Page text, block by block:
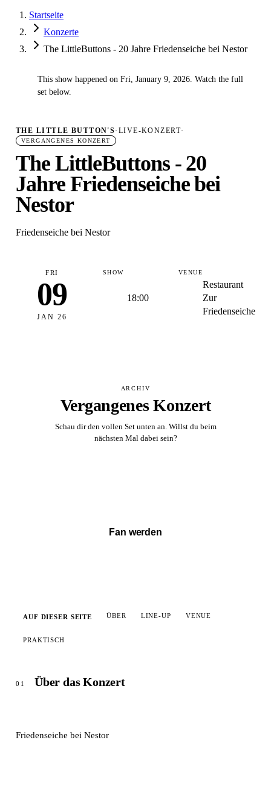
Startseite
Konzerte
The LittleButtons - 20 Jahre Friedenseiche bei Nestor
This show happened on Fri, January 9, 2026. Watch the full
set below.
THE LITTLE BUTTON'S· LIVE-KONZERT·
VERGANGENES KONZERT
The LittleButtons - 20
Jahre Friedenseiche bei
Nestor
Friedenseiche bei Nestor
FRI
09
JAN 26
SHOW
18:00
VENUE
Restaurant
Zur
Friedenseiche
ARCHIV
Vergangenes Konzert
Schau dir den vollen Set unten an. Willst du beim
nächsten Mal dabei sein?
Fan werden
AUF DIESER SEITE ÜBER LINE-UP VENUE
PRAKTISCH
01 Über das Konzert
Friedenseiche bei Nestor